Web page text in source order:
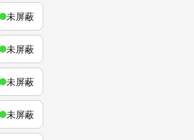
未屏蔽
未屏蔽
未屏蔽
未屏蔽